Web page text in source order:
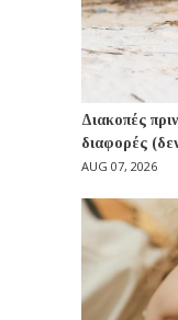
Διακοπές
διαφορές
AUG 07, 2026